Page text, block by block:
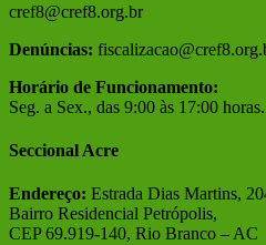
cref8@cref8.org.br
Denúncias:
Horário de Funcionamento:
Seg. a Sex., das 9:00 às 17:00 horas.
Seccional Acre
Endereço: Estrada Dias Martins,
Bairro Residencial Petrópolis,
CEP 69.919-140, Rio Branco – AC